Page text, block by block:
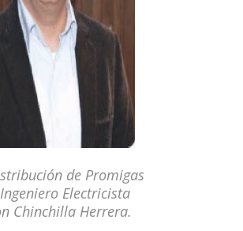
de Promigas
Electricista
Chinchilla Herrera.